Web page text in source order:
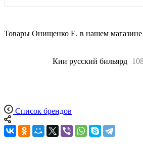
Товары Онищенко Е. в нашем магазине
Кии русский бильярд
Список брендов